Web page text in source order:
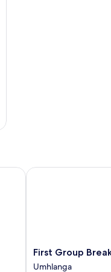
First
Group
First Group
Umhlanga
First Group